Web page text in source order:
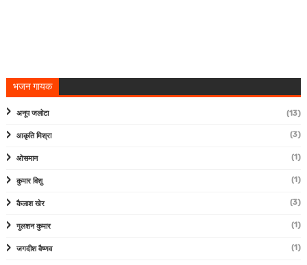
भजन गायक
अनूप जलोटा (13)
आकृति मिश्रा (3)
ओसमान (1)
कुमार विशु (1)
कैलाश खेर (3)
गुलशन कुमार (1)
जगदीश वैष्णव (1)